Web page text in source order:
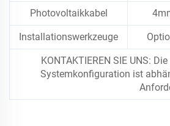
Photovoltaikkabel
Installationswerkzeuge
KONTAKTIEREN SIE UNS:
Systemkonfiguration ist